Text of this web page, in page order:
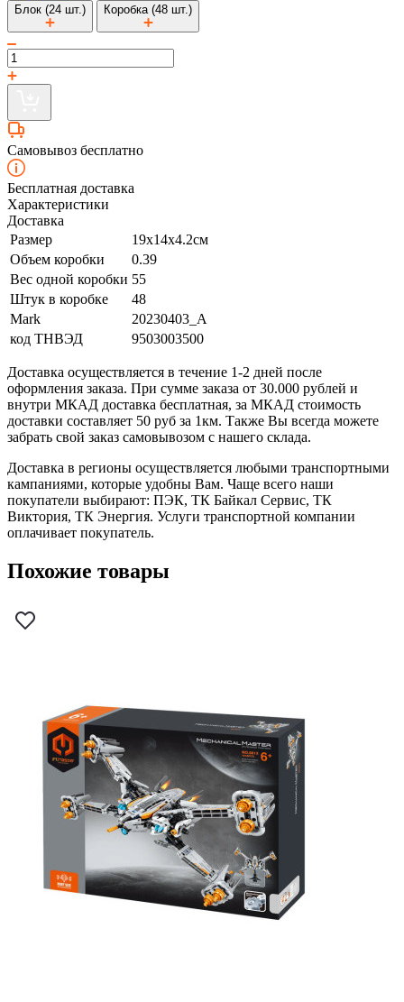
Блок (24 шт.) Коробка (48 шт.)
Самовывоз бесплатно
Бесплатная доставка
Характеристики
Доставка
Размер
19х14х4.2см
Объем коробки
0.39
Вес одной коробки 55
Штук в коробке
48
Mark
20230403_A
код ТНВЭД
9503003500
Доставка осуществляется в течение 1-2 дней после
оформления заказа. При сумме заказа от 30.000 рублей и
внутри МКАД доставка бесплатная, за МКАД стоимость
доставки составляет 50 руб за 1км. Также Вы всегда можете
забрать свой заказ самовывозом с нашего склада.
Доставка в регионы осуществляется любыми транспортными
кампаниями, которые удобны Вам. Чаще всего наши
покупатели выбирают: ПЭК, ТК Байкал Сервис, ТК
Виктория, ТК Энергия. Услуги транспортной компании
оплачивает покупатель.
Похожие товары